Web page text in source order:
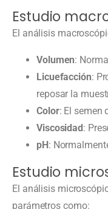
Estudio
El análisis
Volumen:
Licuefacción:
reposar la
Color: El semen
Viscosidad:
pH:
Estudio
El análisis
parámetros como: